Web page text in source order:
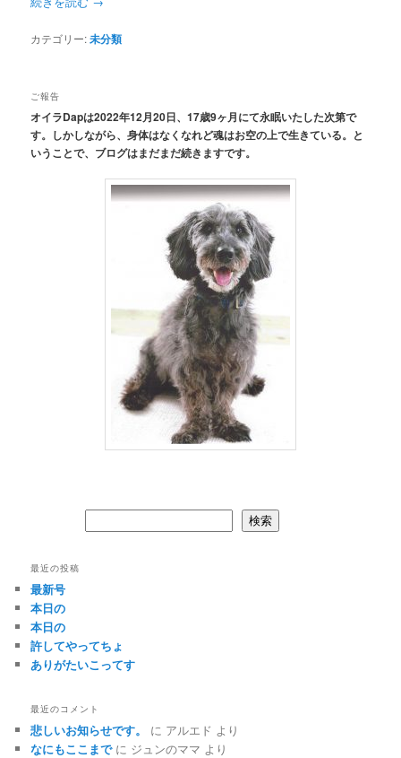
カテゴリー:未分類
ご報告
オイラDapは2022年12月20日、17歳9ヶ月にて永眠いたした次第で
す。しかしながら、身体はなくなれど魂はお空の上で生きている。と
いうことで、ブログはまだまだ続きますです。
検索
最近の投稿
最新号
本日の
本日の
許してやってちょ
ありがたいこってす
最近のコメント
悲しいお知らせです。 に アルエド より
なにもここまでに ジュンのママ より